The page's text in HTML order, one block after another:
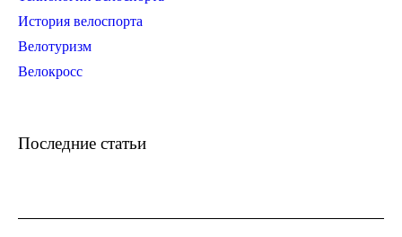
История велоспорта
Велотуризм
Велокросс
Последние статьи